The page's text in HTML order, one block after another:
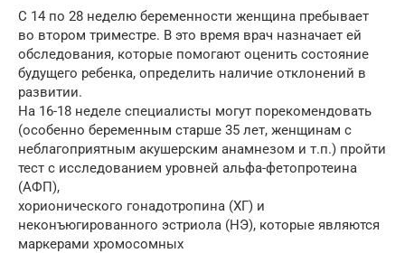
С 14 по 28 неделю беременности женщина пребывает
во втором триместре. В это время врач назначает ей
обследования, которые помогают оценить состояние
будущего ребенка, определить наличие отклонений в
развитии.
На 16-18 неделе специалисты могут порекомендовать
(особенно беременным старше 35 лет, женщинам с
неблагоприятным акушерским анамнезом и т.п.) пройти
тест с исследованием уровней альфа-фетопротеина
(АФП),
хорионического гонадотропина (ХГ) и
неконъюгированного эстриола (НЭ), которые являются
маркерами хромосомных